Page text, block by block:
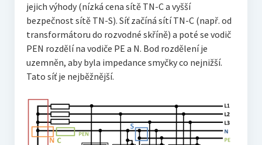
jejich výhody (nízká cena sítě TN-C a vyšší
bezpečnost sítě TN-S). Síť začíná sítí TN-C (např. od
transformátoru do rozvodné skříně) a poté se vodič
PEN rozdělí na vodiče PE a N. Bod rozdělení je
uzemněn, aby byla impedance smyčky co nejnižší.
Tato síť je nejběžnější.